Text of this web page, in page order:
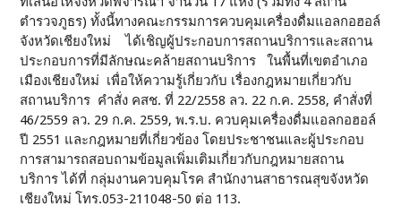
ตำรวจภูธร) ทั้งนี้ทางคณะกรรมการควบคุมเครื่องดื่มแอลกอฮอล์
จังหวัดเชียงใหม่ ได้เชิญผู้ประกอบการสถานบริการและสถาน
ประกอบการที่มีลักษณะคล้ายสถานบริการ ในพื้นที่เขตอำเภอ
เมืองเชียงใหม่ เพื่อให้ความรู้เกี่ยวกับ เรื่องกฎหมายเกี่ยวกับ
สถานบริการ คำสั่ง คสช. ที่ 22/2558 ลว. 22 ก.ค. 2558, คำสั่งที่
46/2559 ลว. 29 ก.ค. 2559, พ.ร.บ. ควบคุมเครื่องดื่มแอลกอฮอล์
ปี 2551 และกฎหมายที่เกี่ยวข้อง โดยประชาชนและผู้ประกอบ
การสามารถสอบถามข้อมูลเพิ่มเติมเกี่ยวกับกฎหมายสถาน
บริการ ได้ที่ กลุ่มงานควบคุมโรค สำนักงานสาธารณสุขจังหวัด
เชียงใหม่ โทร.053-211048-50 ต่อ 113.